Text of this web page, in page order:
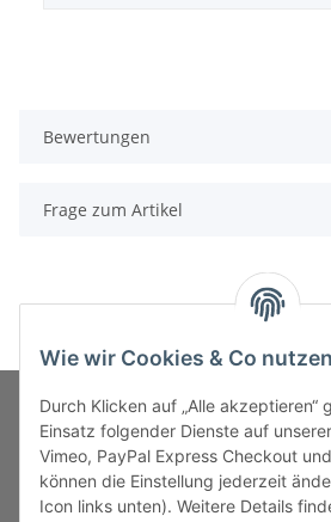
Bewertungen
Frage zum Artikel
MARKENWELT
Wie wir Cookies & Co nutzen
Durch Klicken auf „Alle akzeptieren“
Einsatz folgender Dienste auf
Vimeo, PayPal Express Checkout
können die Einstellung jederzeit
Icon links unten). Weitere Details